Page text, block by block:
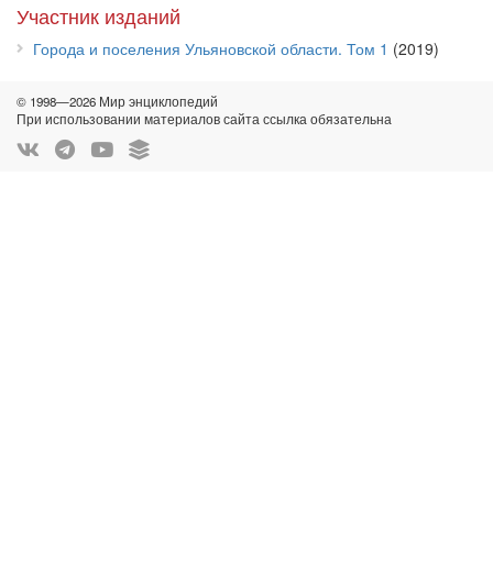
Участник изданий
Города и поселения Ульяновской области. Том 1 (2019)
© 1998—2026 Мир энциклопедий
При использовании материалов сайта ссылка обязательна